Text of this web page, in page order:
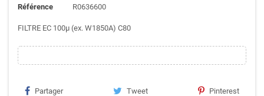
Référence
R0636600
FILTRE EC 100µ (ex. W1850A) C80
Partager Tweet Pinterest